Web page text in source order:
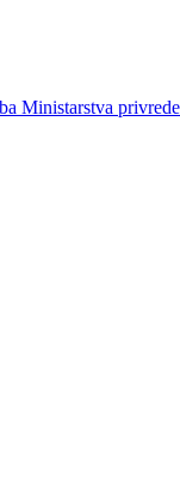
Ministarstva privrede